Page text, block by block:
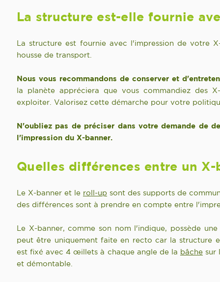
La structure est-elle fournie
Lastructure est fournie avec l'impression de votre
housse de transport.
Nous vous recommandons de conserver et
la planète appréciera que vous commandiez des
exploiter. Valorisez cette démarche pour votre
N'oubliez pas de préciser dans votre demande de
l'impression du X-banner.
Quelles différences entre un
Le X-banner et le roll-up sont des supports de
des différences sont à prendre en compte entre
Le X-banner, comme son nom l'indique, possède
peut être uniquement faite en recto car la structure
est fixé avec 4 œillets à chaque angle de la bâchesur
et démontable.